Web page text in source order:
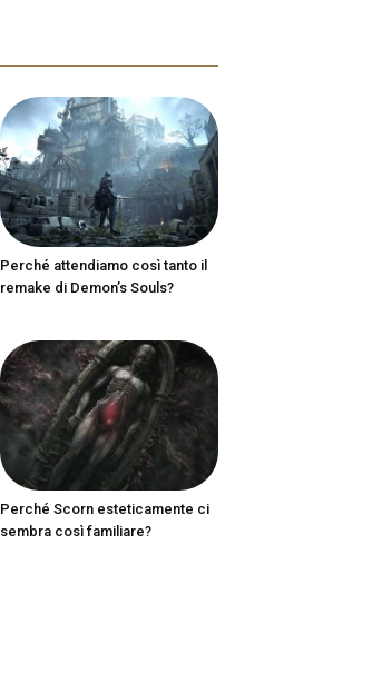
Perché attendiamo così tanto il
remake di Demon’s Souls?
Perché Scorn esteticamente ci
sembra così familiare?